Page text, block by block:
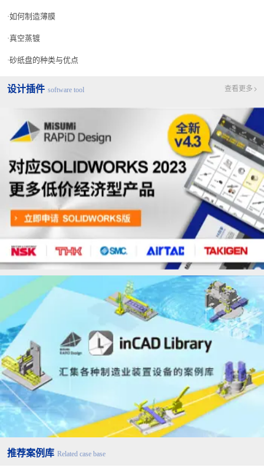
如何制造薄膜
真空蒸镀
砂纸盘的种类与优点
设计插件 software tool 查看更多
推荐案例库 Related case base